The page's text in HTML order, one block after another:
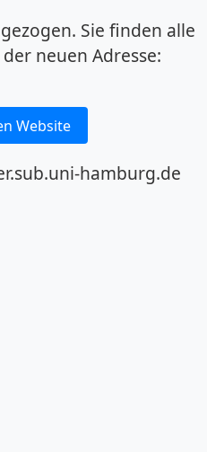
Sie finden alle
neuen Adresse:
Website
hamburg.de